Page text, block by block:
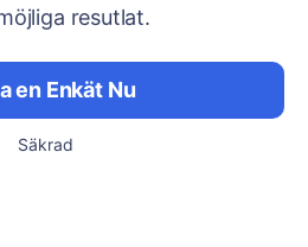
resutlat.
en Enkät Nu
Säkrad